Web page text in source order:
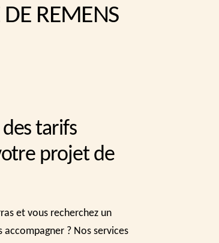
REMENS
tarifs
projet de
et vous recherchez un
? Nos services